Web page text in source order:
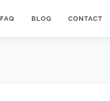
FAQ BLOG CONTACT